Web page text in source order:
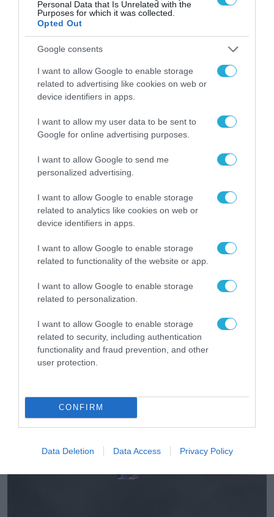
Personal Data that Is Unrelated with the
Purposes for which it was collected.
Opted Out
Google consents
I want to allow Google to enable storage
related to advertising like cookies on web or
device identifiers in apps.
I want to allow my user data to be sent to
Google for online advertising purposes.
I want to allow Google to send me
personalized advertising.
I want to allow Google to enable storage
related to analytics like cookies on web or
device identifiers in apps.
I want to allow Google to enable storage
related to functionality of the website or app.
I want to allow Google to enable storage
related to personalization.
I want to allow Google to enable storage
related to security, including authentication
functionality and fraud prevention, and other
user protection.
CONFIRM
Data Deletion Data Access Privacy Policy
ΠΛΗΡΟΦΟΡΙΚΗ
Η Cosmos Business Systems ολοκλήρωσε
έργο Τεχνητής Νοημοσύνης του Εθνικού
Τυπογραφείου για τη διασύνδεσή του με
δημόσιους φορείς
ΕΡΓΑ - ΔΙΑΓΩΝΙΣΜΟΙ
Νέες ταυτότητες: Η νέα παράταση, 10
Σεπτεμβρίου, φέρνει πιο κοντά το
εμπόδιο των εκλογών
24.07.2026